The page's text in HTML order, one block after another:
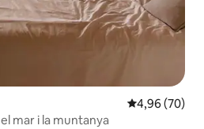
4,96 de
4,96 (70)
mar i la muntanya